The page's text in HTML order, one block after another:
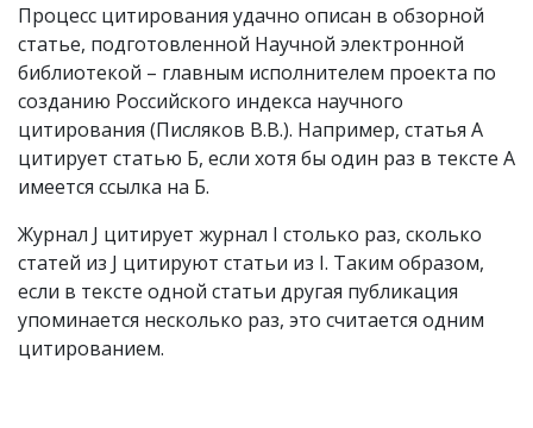
Процесс цитирования удачно описан в обзорной
статье, подготовленной Научной электронной
библиотекой – главным исполнителем проекта по
созданию Российского индекса научного
цитирования (Писляков В.В.). Например, статья А
цитирует статью Б, если хотя бы один раз в тексте А
имеется ссылка на Б.
Журнал J цитирует журнал I столько раз, сколько
статей из J цитируют статьи из I. Таким образом,
если в тексте одной статьи другая публикация
упоминается несколько раз, это считается одним
цитированием.